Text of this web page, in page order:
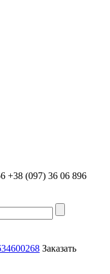
+38 (097) 36 06 896
Заказать